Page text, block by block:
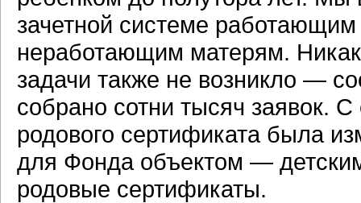
зачетной системе
неработающим матерям.
задачи также не возникло —
собрано сотни тысяч заявок.
родового сертификата была
для Фонда объектом —
родовые сертификаты.